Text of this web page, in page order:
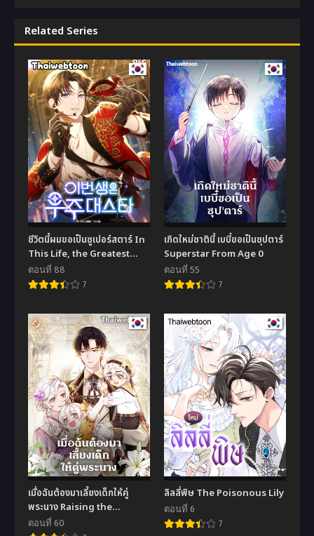
Related Series
ชีวิตนี้ผมขอเป็นซูเปอร์สตาร์ In
This Life, the Greatest
Star in the Universe
ตอนที่ 88
7
เกิดใหม่ชาตินี้ เบบี๋ขอเป็นซุปตาร์
Superstar From Age 0
ตอนที่ 55
7
เมื่อฉันต้องมาเลี้ยงเด็กให้คู่
พระนาง Raising the
Children of the Main
ตอนที่ 60
ลิลลี่พิษ The Poisonous Lily
ตอนที่ 6
7